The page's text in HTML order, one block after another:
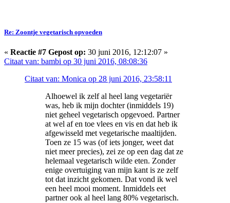
Re: Zoontje vegetarisch opvoeden
« Reactie #7 Gepost op: 30 juni 2016, 12:12:07 »
Citaat van: bambi op 30 juni 2016, 08:08:36
Citaat van: Monica op 28 juni 2016, 23:58:11
Alhoewel ik zelf al heel lang vegetariër
was, heb ik mijn dochter (inmiddels 19)
niet geheel vegetarisch opgevoed. Partner
at wel af en toe vlees en vis en dat heb ik
afgewisseld met vegetarische maaltijden.
Toen ze 15 was (of iets jonger, weet dat
niet meer precies), zei ze op een dag dat ze
helemaal vegetarisch wilde eten. Zonder
enige overtuiging van mijn kant is ze zelf
tot dat inzicht gekomen. Dat vond ik wel
een heel mooi moment. Inmiddels eet
partner ook al heel lang 80% vegetarisch.